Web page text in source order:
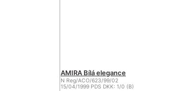
AMIRA Bílá elegance
N Reg/ACO/623/99/02
15/04/1999 PDS DKK: 1/0 (B)